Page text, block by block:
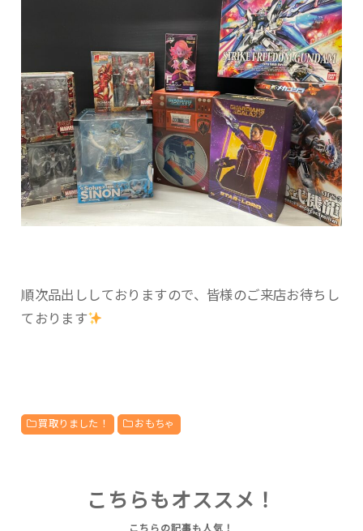
順次品出ししておりますので、皆様のご来店お待ちし
ております
買取りました！ おもちゃ
こちらもオススメ！